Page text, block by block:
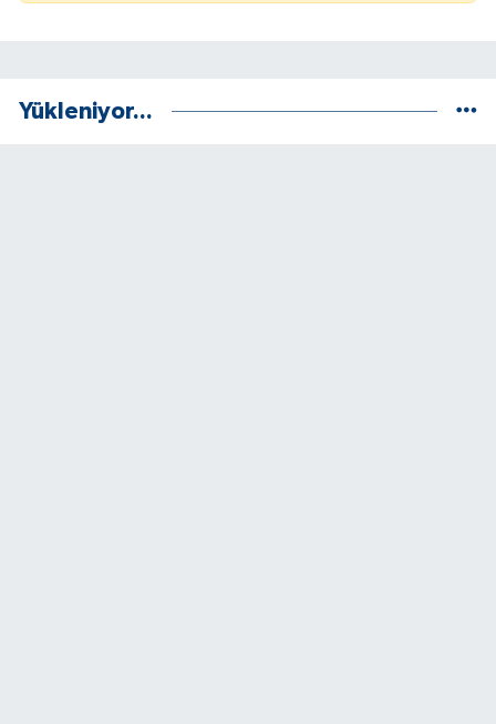
Yükleniyor...